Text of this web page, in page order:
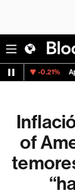
Apple 310.94
of